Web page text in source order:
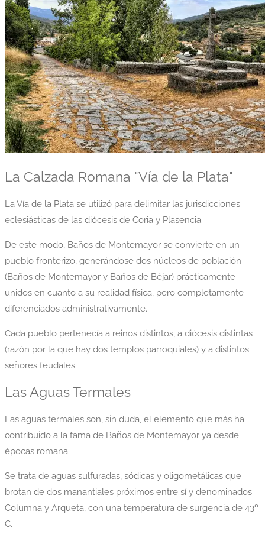
La Calzada Romana "Vía de la Plata"
La Vía de la Plata se utilizó para delimitar las jurisdicciones
eclesiásticas de las diócesis de Coria y Plasencia.
De este modo, Baños de Montemayor se convierte en un
pueblo fronterizo, generándose dos núcleos de población
(Baños de Montemayor y Baños de Béjar) prácticamente
unidos en cuanto a su realidad física, pero completamente
diferenciados administrativamente.
Cada pueblo pertenecía a reinos distintos, a diócesis distintas
(razón por la que hay dos templos parroquiales) y a distintos
señores feudales.
Las Aguas Termales
Las aguas termales son, sin duda, el elemento que más ha
contribuido a la fama de Baños de Montemayor ya desde
épocas romana.
Se trata de aguas sulfuradas, sódicas y oligometálicas que
brotan de dos manantiales próximos entre sí y denominados
Columna y Arqueta, con una temperatura de surgencia de 43º
C.